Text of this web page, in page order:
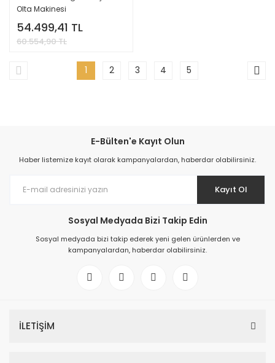
Olta Makinesi
54.499,41 TL
60.554,90 TL
1 2 3 4 5
E-Bülten'e Kayıt Olun
Haber listemize kayıt olarak kampanyalardan, haberdar olabilirsiniz.
Kayıt Ol
Sosyal Medyada Bizi Takip Edin
Sosyal medyada bizi takip ederek yeni gelen ürünlerden ve
kampanyalardan, haberdar olabilirsiniz.
İLETİŞİM